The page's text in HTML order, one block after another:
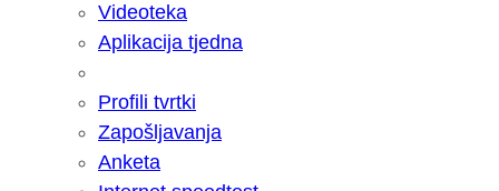
razvoja donijelo tanje i izdržljivije
Videoteka
Aplikacija tjedna
Profili tvrtki
Zapošljavanja
Anketa